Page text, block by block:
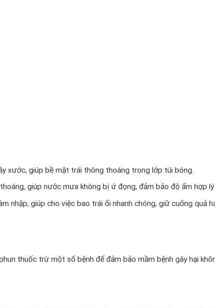
xước, giúp bề mặt trái thông thoáng trong lớp túi bóng.
giúp nước mưa không bị ứ đọng, đảm bảo độ ẩm hợp
nhập, giúp cho việc bao trái ổi nhanh chóng, giữ cuống quả
thuốc trừ một số bệnh để đảm bảo mầm bệnh gây hại